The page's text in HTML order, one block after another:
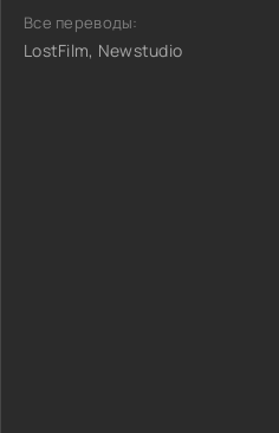
Все переводы:
LostFilm, Newstudio